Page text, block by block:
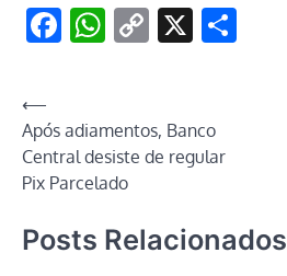
Facebook
WhatsApp
Copy
X
Navegação
de
Post
⟵
Após adiamentos, Banco
Central desiste de regular
Pix Parcelado
Posts Relacionados